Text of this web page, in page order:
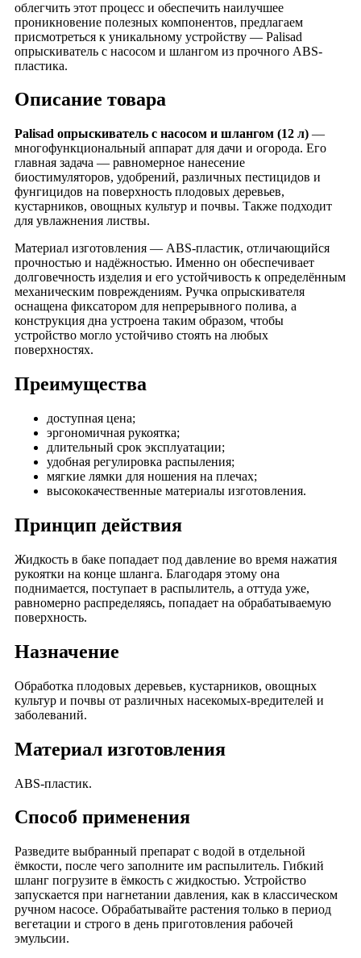
облегчить этот процесс и обеспечить наилучшее
проникновение полезных компонентов, предлагаем
присмотреться к уникальному устройству — Palisad
опрыскиватель с насосом и шлангом из прочного ABS-
пластика.
Описание товара
Palisad опрыскиватель с насосом и шлангом (12 л) —
многофункциональный аппарат для дачи и огорода. Его
главная задача — равномерное нанесение
биостимуляторов, удобрений, различных пестицидов и
фунгицидов на поверхность плодовых деревьев,
кустарников, овощных культур и почвы. Также подходит
для увлажнения листвы.
Материал изготовления — ABS-пластик, отличающийся
прочностью и надёжностью. Именно он обеспечивает
долговечность изделия и его устойчивость к определённым
механическим повреждениям. Ручка опрыскивателя
оснащена фиксатором для непрерывного полива, а
конструкция дна устроена таким образом, чтобы
устройство могло устойчиво стоять на любых
поверхностях.
Преимущества
доступная цена;
эргономичная рукоятка;
длительный срок эксплуатации;
удобная регулировка распыления;
мягкие лямки для ношения на плечах;
высококачественные материалы изготовления.
Принцип действия
Жидкость в баке попадает под давление во время нажатия
рукоятки на конце шланга. Благодаря этому она
поднимается, поступает в распылитель, а оттуда уже,
равномерно распределяясь, попадает на обрабатываемую
поверхность.
Назначение
Обработка плодовых деревьев, кустарников, овощных
культур и почвы от различных насекомых-вредителей и
заболеваний.
Материал изготовления
ABS-пластик.
Способ применения
Разведите выбранный препарат с водой в отдельной
ёмкости, после чего заполните им распылитель. Гибкий
шланг погрузите в ёмкость с жидкостью. Устройство
запускается при нагнетании давления, как в классическом
ручном насосе. Обрабатывайте растения только в период
вегетации и строго в день приготовления рабочей
эмульсии.